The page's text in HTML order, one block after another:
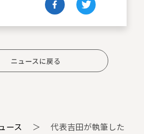
ニュースに戻る
ース ＞
代表吉田が執筆した